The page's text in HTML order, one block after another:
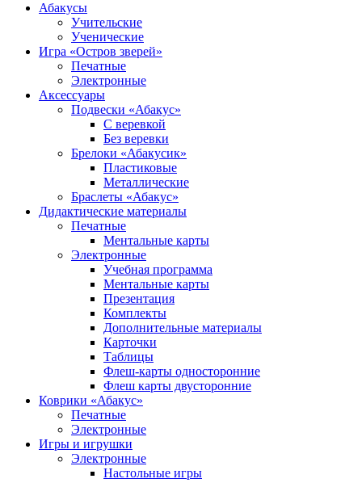
Абакусы
Учительские
Ученические
Игра «Остров зверей»
Печатные
Электронные
Аксессуары
Подвески «Абакус»
С веревкой
Без веревки
Брелоки «Абакусик»
Пластиковые
Металлические
Браслеты «Абакус»
Дидактические материалы
Печатные
Ментальные карты
Электронные
Учебная программа
Ментальные карты
Презентация
Комплекты
Дополнительные материалы
Карточки
Таблицы
Флеш-карты односторонние
Флеш карты двусторонние
Коврики «Абакус»
Печатные
Электронные
Игры и игрушки
Электронные
Настольные игры